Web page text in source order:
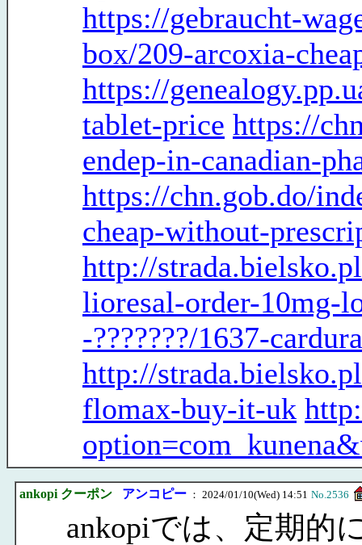
https://gebraucht-
box/209-arcoxia-
https://
tablet-price https://
endep-in-canadian-
https://chn.gob.do/
cheap-without-
http://
lioresal-order-10mg-
-???????/1637-
http://
flomax-buy-it-uk
ankopi クーポン アンコピー ： 2024/01/10(Wed) 14:51 No.2536
ankopiでは、定期的